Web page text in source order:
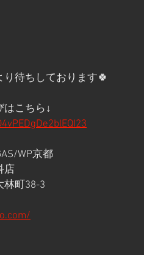
待ちしております🍀
はこちら↓
WP京都
店
林町38-3